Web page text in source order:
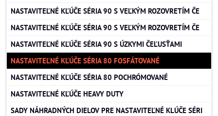
NASTAVITEĽNÉ KĽÚČE SÉRIA 90 S VEĽKÝM ROZOVRETÍM ČE
NASTAVITEĽNÉ KĽÚČE SÉRIA 90 S VEĽKÝM ROZOVRETÍM ČE
NASTAVITEĽNÉ KĽÚČE SÉRIA 90 S ÚZKYMI ČEĽUSŤAMI
NASTAVITEĽNÉ KĽÚČE SÉRIA 80 FOSFÁTOVANÉ
NASTAVITEĽNÉ KĽÚČE SÉRIA 80 POCHRÓMOVANÉ
NASTAVITEĽNÉ KĽÚČE HEAVY DUTY
SADY NÁHRADNÝCH DIELOV PRE NASTAVITEĽNÉ KLÚČE SÉRI